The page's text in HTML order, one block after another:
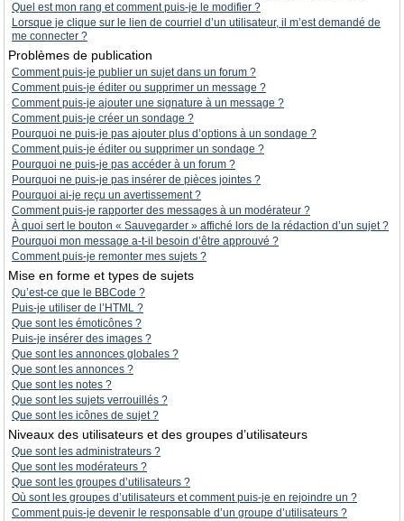
Quel est mon rang et comment puis-je le modifier ?
Lorsque je clique sur le lien de courriel d’un utilisateur, il m’est demandé de
me connecter ?
Problèmes de publication
Comment puis-je publier un sujet dans un forum ?
Comment puis-je éditer ou supprimer un message ?
Comment puis-je ajouter une signature à un message ?
Comment puis-je créer un sondage ?
Pourquoi ne puis-je pas ajouter plus d’options à un sondage ?
Comment puis-je éditer ou supprimer un sondage ?
Pourquoi ne puis-je pas accéder à un forum ?
Pourquoi ne puis-je pas insérer de pièces jointes ?
Pourquoi ai-je reçu un avertissement ?
Comment puis-je rapporter des messages à un modérateur ?
À quoi sert le bouton « Sauvegarder » affiché lors de la rédaction d’un sujet ?
Pourquoi mon message a-t-il besoin d’être approuvé ?
Comment puis-je remonter mes sujets ?
Mise en forme et types de sujets
Qu’est-ce que le BBCode ?
Puis-je utiliser de l’HTML ?
Que sont les émoticônes ?
Puis-je insérer des images ?
Que sont les annonces globales ?
Que sont les annonces ?
Que sont les notes ?
Que sont les sujets verrouillés ?
Que sont les icônes de sujet ?
Niveaux des utilisateurs et des groupes d’utilisateurs
Que sont les administrateurs ?
Que sont les modérateurs ?
Que sont les groupes d’utilisateurs ?
Où sont les groupes d’utilisateurs et comment puis-je en rejoindre un ?
Comment puis-je devenir le responsable d’un groupe d’utilisateurs ?